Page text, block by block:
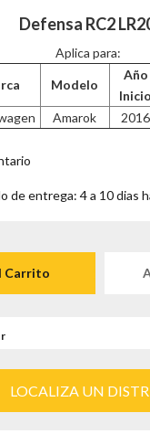
Defensa RC2
Aplica para:
Modelo
Año
Inicio
Amarok 2016
de entrega: 4 a 10 dias
Carrito
LOCALIZA UN